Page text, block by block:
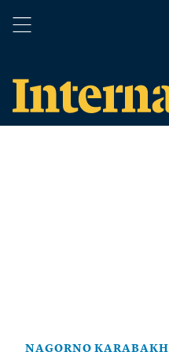
NAGORNO KARABAKH